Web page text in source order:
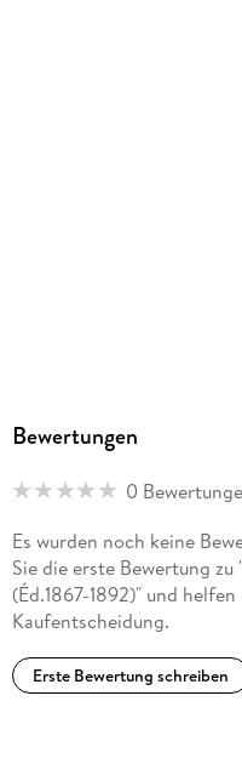
Bewertungen
0
Es wurden noch keine
Sie die erste Bewertung zu
(Éd.1867-1892)" und
Kaufentscheidung.
Erste Bewertung schreiben